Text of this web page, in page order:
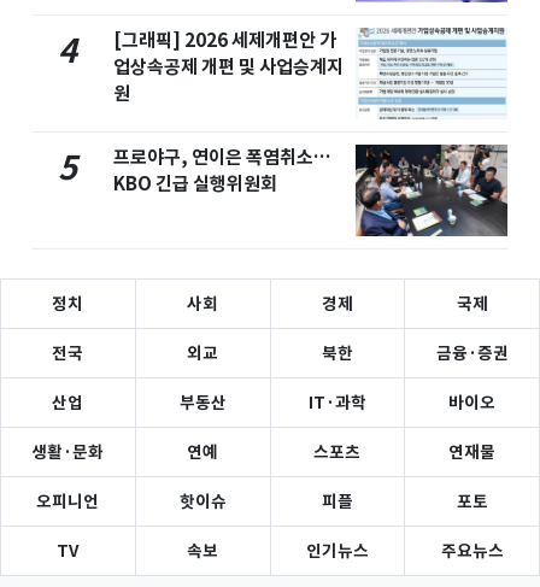
4
[그래픽] 2026 세제개편안 가
업상속공제 개편 및 사업승계지
원
5
프로야구, 연이은 폭염취소…
KBO 긴급 실행위원회
정치 사회 경제 국제
전국 외교 북한 금융·증권
산업 부동산 IT·과학 바이오
생활·문화 연예 스포츠 연재물
오피니언 핫이슈 피플 포토
TV 속보 인기뉴스 주요뉴스